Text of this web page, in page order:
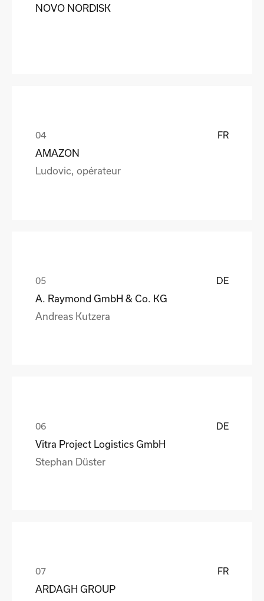
NOVO NORDISK
FR
AMAZON
Ludovic, opérateur
DE
A. Raymond GmbH & Co. KG
Andreas Kutzera
DE
Vitra Project Logistics GmbH
Stephan Düster
FR
ARDAGH GROUP